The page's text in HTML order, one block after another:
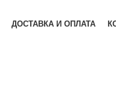
ДОСТАВКА И ОПЛАТА